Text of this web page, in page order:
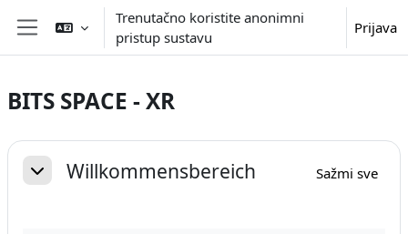
Preskoči na sadržaj
Bočni panel
Trenutačno koristite anonimni
pristup sustavu
Prijava
BITS SPACE - XR
Section outline
Sažmi Willkommensbereich Sažmi sve